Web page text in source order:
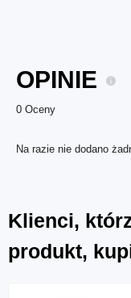
OPINIE
0 Oceny
Na razie nie dodano
Klienci,
produkt,